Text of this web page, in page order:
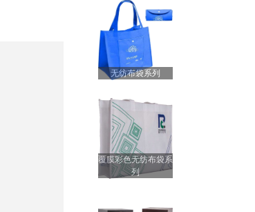
无纺布袋系列
覆膜彩色无纺布袋系
列